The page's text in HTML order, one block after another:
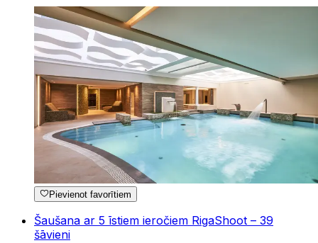
Pievienot favorītiem
Šaušana ar 5 īstiem ieročiem RigaShoot – 39
šāvieni